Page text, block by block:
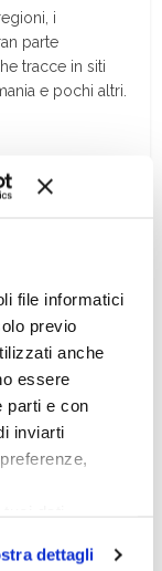
file informatici
previo
anche
essere
parti e con
inviarti
visione
dettagli
i
parte
tracce in siti
e pochi altri.
l’Europa
con alcuni
estesa e
solo in
nota come
al
è
denominato
siti